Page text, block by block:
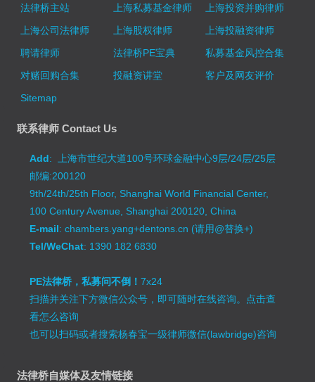
法律桥主站
上海私募基金律师
上海投资并购律师
上海公司法律师
上海股权律师
上海投融资律师
聘请律师
法律桥PE宝典
私募基金风控合集
对赌回购合集
投融资讲堂
客户及网友评价
Sitemap
联系律师 Contact Us
Add: 上海市世纪大道100号环球金融中心9层/24层/25层
邮编:200120
9th/24th/25th Floor, Shanghai World Financial Center,
100 Century Avenue, Shanghai 200120, China
E-mail: chambers.yang+dentons.cn (请用@替换+)
Tel/WeChat: 1390 182 6830
PE法律桥，私募问不倒！7x24
扫描并关注下方微信公众号，即可随时在线咨询。 点击查
看怎么咨询
也可以扫码或者搜索杨春宝一级律师微信(lawbridge)咨询
法律桥自媒体及友情链接